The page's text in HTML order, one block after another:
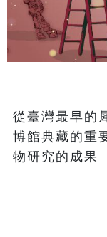
從臺灣最早的
博館典藏的重
物研究的成果